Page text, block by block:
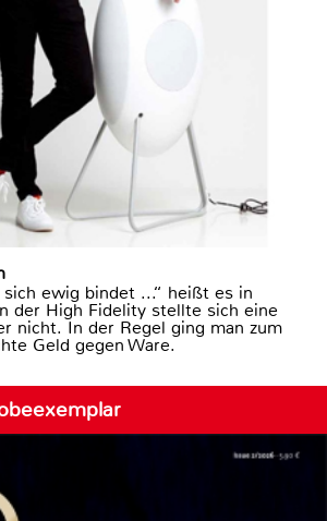
ewig bindet ...“ heißt es in
der High Fidelity stellte sich eine
nicht. In der Regel ging man zum
Geld gegen Ware.